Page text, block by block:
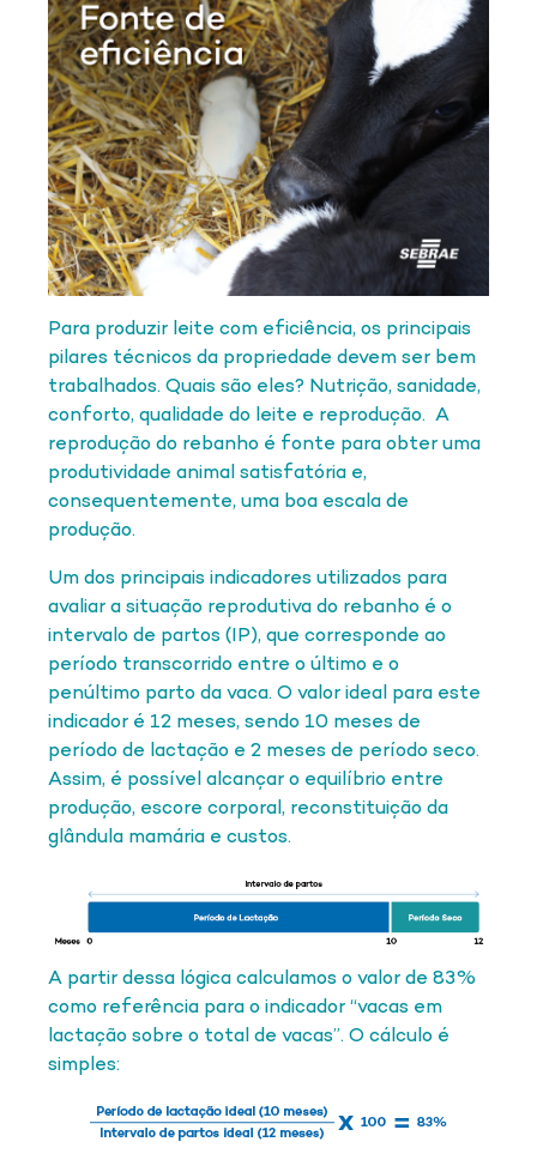
Para produzir leite com eficiência, os principais
pilares técnicos da propriedade devem ser bem
trabalhados. Quais são eles? Nutrição, sanidade,
conforto, qualidade do leite e reprodução. A
reprodução do rebanho é fonte para obter uma
produtividade animal satisfatória e,
consequentemente, uma boa escala de
produção.
Um dos principais indicadores utilizados para
avaliar a situação reprodutiva do rebanho é o
intervalo de partos (IP), que corresponde ao
período transcorrido entre o último e o
penúltimo parto da vaca. O valor ideal para este
indicador é 12 meses, sendo 10 meses de
período de lactação e 2 meses de período seco.
Assim, é possível alcançar o equilíbrio entre
produção, escore corporal, reconstituição da
glândula mamária e custos.
A partir dessa lógica calculamos o valor de 83%
como referência para o indicador “vacas em
lactação sobre o total de vacas”. O cálculo é
simples: